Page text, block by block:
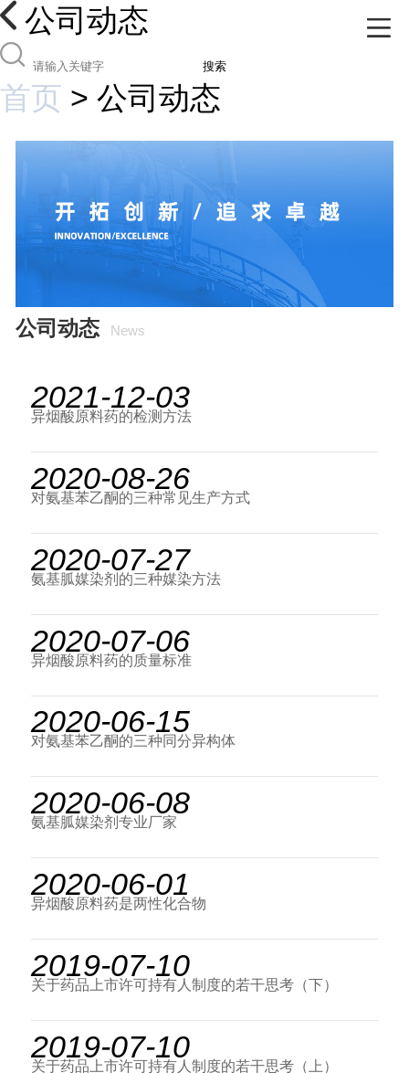
公司动态
搜索
首页 > 公司动态
公司动态 News
2021-12-03
异烟酸原料药的检测方法
2020-08-26
对氨基苯乙酮的三种常见生产方式
2020-07-27
氨基胍媒染剂的三种媒染方法
2020-07-06
异烟酸原料药的质量标准
2020-06-15
对氨基苯乙酮的三种同分异构体
2020-06-08
氨基胍媒染剂专业厂家
2020-06-01
异烟酸原料药是两性化合物
2019-07-10
关于药品上市许可持有人制度的若干思考（下）
2019-07-10
关于药品上市许可持有人制度的若干思考（上）